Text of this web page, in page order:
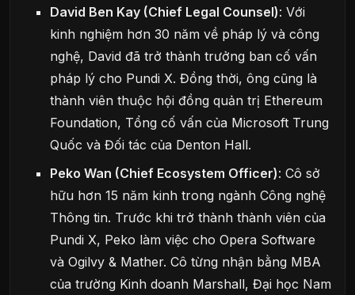
David Ben Kay (Chief Legal Counsel): Với
kinh nghiệm hơn 30 năm về pháp lý và công
nghệ, David đã trở thành trưởng ban cố vấn
pháp lý cho Pundi X. Đồng thời, ông cũng là
thành viên thuộc hội đồng quản trị Ethereum
Foundation, Tổng cố vấn của Microsoft Trung
Quốc và Đối tác của Denton Hall.
Peko Wan (Chief Ecosystem Officer): Cô sở
hữu hơn 15 năm kinh trong ngành Công nghệ
Thông tin. Trước khi trở thành thành viên của
Pundi X, Peko làm việc cho Opera Software
và Ogilvy & Mather. Cô từng nhận bằng MBA
của trường Kinh doanh Marshall, Đại học Nam